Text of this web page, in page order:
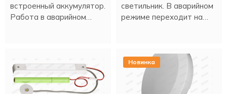
встроенный аккумулятор.
Работа в аварийном
светильник. В аварийном
режиме переходит на
Новинка